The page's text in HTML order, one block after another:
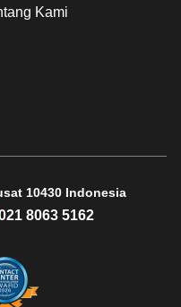
Kami
10430 Indonesia
8063 5162